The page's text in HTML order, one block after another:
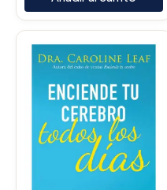
was:
is: